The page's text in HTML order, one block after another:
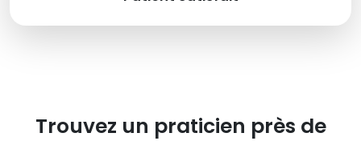
Trouvez un praticien près de